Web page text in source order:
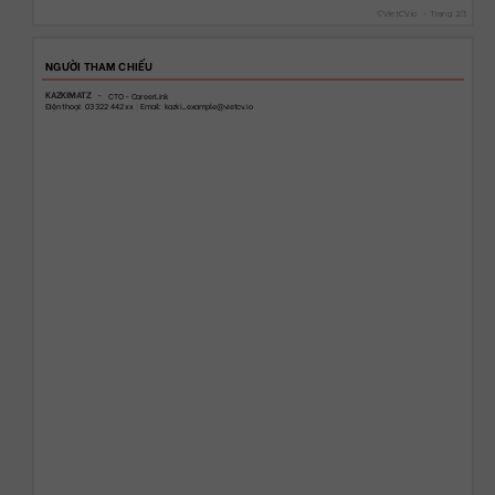
VietCV.io Trang 2 3
NGƯỜI THAM CHIẾU
KAZKIMATZ -
CTO - CareerLink
Điện thoại: 03 322 442 xx Email: kazki_example@vietcv.io